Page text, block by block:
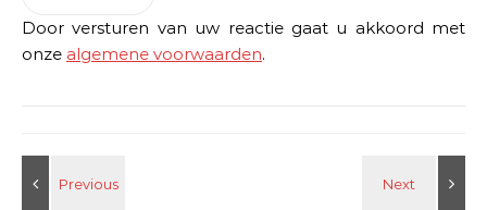
Door versturen van uw reactie gaat u akkoord met
onze algemene voorwaarden.